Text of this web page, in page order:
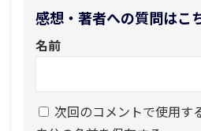
感想・著者への質問はこ
名前
次回のコメントで使用す